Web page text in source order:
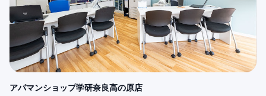
アパマンショップ学研奈良高の原店